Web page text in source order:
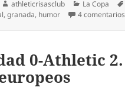
Autor
athleticrisasclub Categorías
La Copa
,granada, humor 4 comentarios
0-Athletic 2.